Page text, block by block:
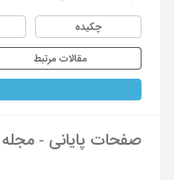
چکیده
مقالات مرتبط
صفحات پایانی -